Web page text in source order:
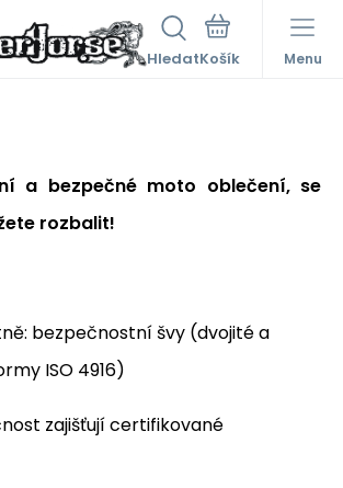
Hledat Menu
a bezpečné moto oblečení, se
rozbalit!
bezpečnostní švy (dvojité a
ISO 4916)
zajišťují certifikované